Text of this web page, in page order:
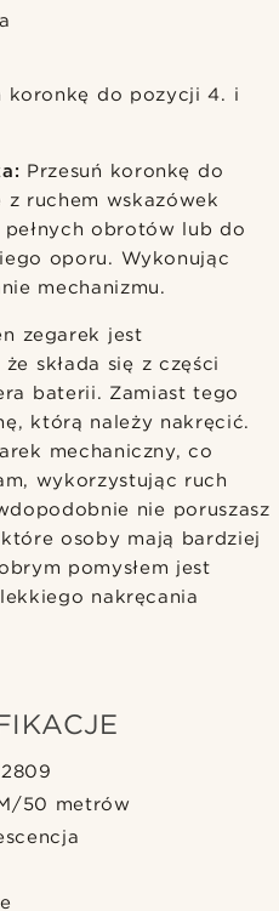
koronkę do pozycji 4. i
Przesuń koronkę do
ruchem wskazówek
obrotów lub do
oporu. Wykonując
mechanizmu.
zegarek jest
składa się z części
baterii. Zamiast tego
którą należy nakręcić.
mechaniczny, co
wykorzystując ruch
nie poruszasz
osoby mają bardziej
pomysłem jest
nakręcania
50 metrów